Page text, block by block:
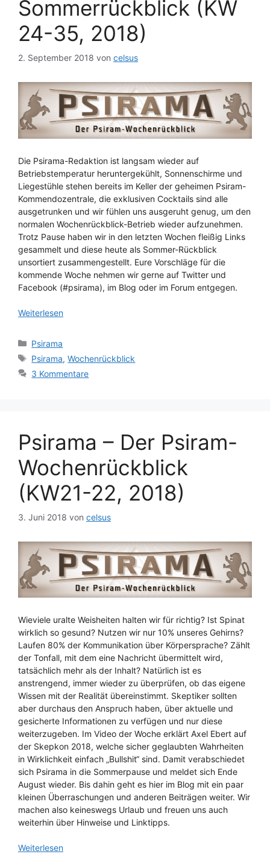
Sommerrückblick (KW
24-35, 2018)
2. September 2018 von celsus
Die Psirama-Redaktion ist langsam wieder auf
Betriebstemperatur heruntergekühlt, Sonnenschirme und
Liegestühle stehen bereits im Keller der geheimen Psiram-
Kommendozentrale, die exklusiven Cocktails sind alle
ausgetrunken und wir fühlen uns ausgeruht genug, um den
normalen Wochenrückblick-Betrieb wieder aufzunehmen.
Trotz Pause haben wir in den letzten Wochen fleißig Links
gesammelt und diese heute als Sommer-Rückblick
unsortiert zusammengestellt. Eure Vorschläge für die
kommende Woche nehmen wir gerne auf Twitter und
Facebook (#psirama), im Blog oder im Forum entgegen.
Weiterlesen
Kategorien
Psirama
Schlagwörter
Psirama,Wochenrückblick
3 Kommentare
Psirama – Der Psiram-
Wochenrückblick
(KW21-22, 2018)
3. Juni 2018 von celsus
Wieviele uralte Weisheiten halten wir für richtig? Ist Spinat
wirklich so gesund? Nutzen wir nur 10% unseres Gehirns?
Laufen 80% der Kommunikation über Körpersprache? Zählt
der Tonfall, mit dem eine Nachricht übermittelt wird,
tatsächlich mehr als der Inhalt? Natürlich ist es
anstrengend, immer wieder zu überprüfen, ob das eigene
Wissen mit der Realität übereinstimmt. Skeptiker sollten
aber durchaus den Anspruch haben, über aktuelle und
gesicherte Informationen zu verfügen und nur diese
weiterzugeben. Im Video der Woche erklärt Axel Ebert auf
der Skepkon 2018, welche sicher geglaubten Wahrheiten
in Wirklichkeit einfach „Bullshit“ sind. Damit verabschiedet
sich Psirama in die Sommerpause und meldet sich Ende
August wieder. Bis dahin geht es hier im Blog mit ein paar
kleinen Überraschungen und anderen Beiträgen weiter. Wir
machen also keineswegs Urlaub und freuen uns auch
weiterhin über Hinweise und Linktipps.
Weiterlesen